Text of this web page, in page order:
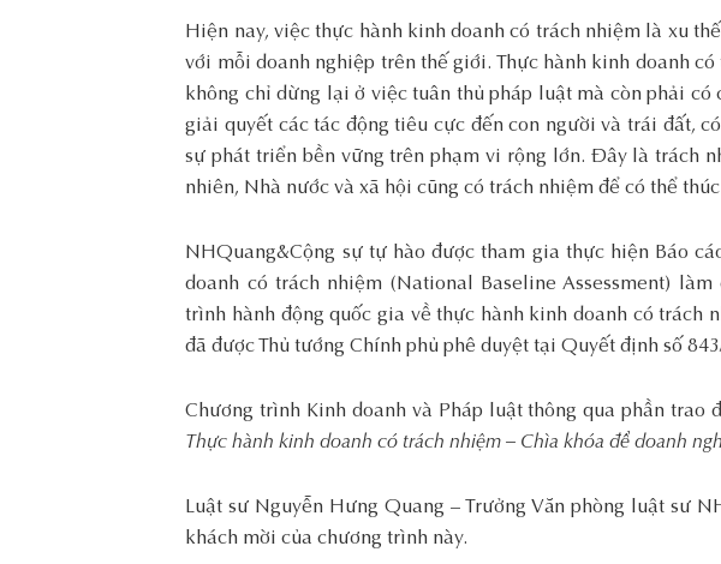
Hiện nay, việc thực hành kinh doanh có trách nhiệm là xu
với mỗi doanh nghiệp trên thế giới. Thực hành kinh doanh
không chỉ dừng lại ở việc tuân thủ pháp luật mà còn phải có
giải quyết các tác động tiêu cực đến con người và trái đất,
sự phát triển bền vững trên phạm vi rộng lớn. Đây là trách
nhiên, Nhà nước và xã hội cũng có trách nhiệm để có thể
NHQuang&Cộng sự tự hào được tham gia thực hiện Báo
doanh có trách nhiệm (National Baseline Assessment)
trình hành động quốc gia về thực hành kinh doanh có trách
đã được Thủ tướng Chính phủ phê duyệt tại Quyết định số
Chương trình Kinh doanh và Pháp luật thông qua phần trao
Thực hành kinh doanh có trách nhiệm – Chìa khóa để doanh
Luật sư Nguyễn Hưng Quang – Trưởng Văn phòng luật sư
khách mời của chương trình này.